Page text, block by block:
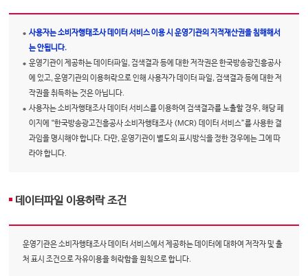
사용자는 소비자행태조사 데이터 서비스 이용 시 운영기관의 지적재산권을 침해해서
는 안됩니다.
운영기관이 제공하는 데이터파일, 검색결과 등에 대한 저작권은 한국방송광진흥공사
에 있고, 운영기관의 이용허락으로 인해 사용자가 데이터 파일, 검색결과 등에 대한 저
작권을 취득하는 것은 아닙니다.
사용자는 소비자행태조사 데이터 서비스를 이용하여 검색결과를 노출할 경우, 해당 페
이지에 “한국방송광고진흥공사 소비자행태조사 (MCR) 데이터 서비스”를 사용한 결
과임을 명시해야 합니다. 다만, 운영기관이 별도의 표시방식을 정한 경우에는 그에 따
라야 합니다.
데이터파일 이용허락 조건
운영기관은 소비자행태조사 데이터 서비스에서 제공하는 데이터에 대하여 저작자 및 출
처 표시 조건으로 자유이용을 허락함을 원칙으로 합니다.